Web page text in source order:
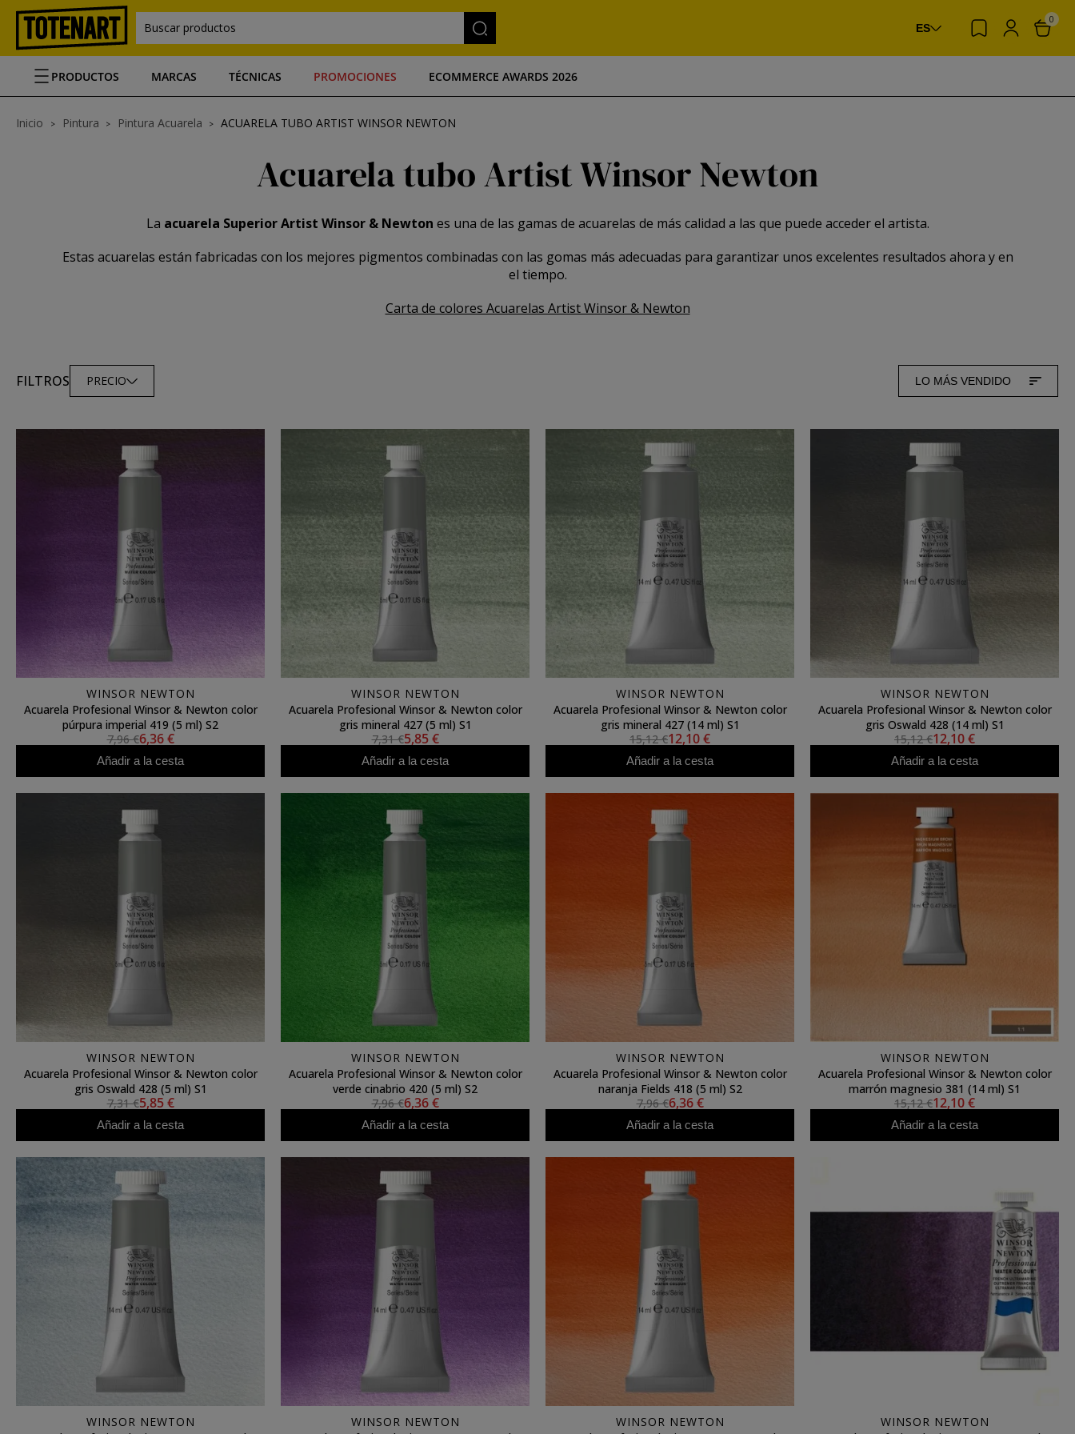
Buscar productos ES
0
PRODUCTOS MARCAS TÉCNICAS PROMOCIONES ECOMMERCE AWARDS 2026
Inicio Pintura Pintura Acuarela ACUARELA TUBO ARTIST WINSOR NEWTON
Acuarela tubo Artist Winsor Newton
La acuarela Superior Artist Winsor & Newton es una de las gamas de acuarelas de más calidad a las que puede acceder el artista.
Estas acuarelas están fabricadas con los mejores pigmentos combinadas con las gomas más adecuadas para garantizar unos excelentes resultados ahora y en
el tiempo.
Carta de colores Acuarelas Artist Winsor & Newton
FILTROS PRECIO LO MÁS VENDIDO
WINSOR NEWTON
Acuarela Profesional Winsor & Newton color
púrpura imperial 419 (5 ml) S2
7,96 €6,36 €
Añadir a la cesta
WINSOR NEWTON
Acuarela Profesional Winsor & Newton color
gris mineral 427 (5 ml) S1
7,31 €5,85 €
Añadir a la cesta
WINSOR NEWTON
Acuarela Profesional Winsor & Newton color
gris mineral 427 (14 ml) S1
15,12 €12,10 €
Añadir a la cesta
WINSOR NEWTON
Acuarela Profesional Winsor & Newton color
gris Oswald 428 (14 ml) S1
15,12 €12,10 €
Añadir a la cesta
WINSOR NEWTON
Acuarela Profesional Winsor & Newton color
gris Oswald 428 (5 ml) S1
7,31 €5,85 €
Añadir a la cesta
WINSOR NEWTON
Acuarela Profesional Winsor & Newton color
verde cinabrio 420 (5 ml) S2
7,96 €6,36 €
Añadir a la cesta
WINSOR NEWTON
Acuarela Profesional Winsor & Newton color
naranja Fields 418 (5 ml) S2
7,96 €6,36 €
Añadir a la cesta
WINSOR NEWTON
Acuarela Profesional Winsor & Newton color
marrón magnesio 381 (14 ml) S1
15,12 €12,10 €
Añadir a la cesta
WINSOR NEWTON
WINSOR NEWTON
WINSOR NEWTON
WINSOR NEWTON